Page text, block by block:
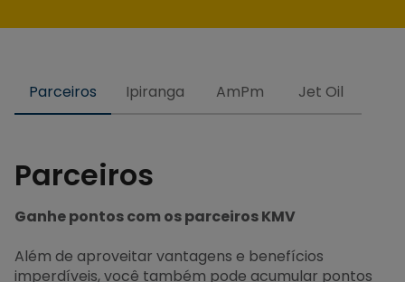
Parceiros Ipiranga AmPm Jet Oil
Parceiros
Ganhe pontos com os parceiros KMV
Além de aproveitar vantagens e benefícios
imperdíveis, você também pode acumular pontos